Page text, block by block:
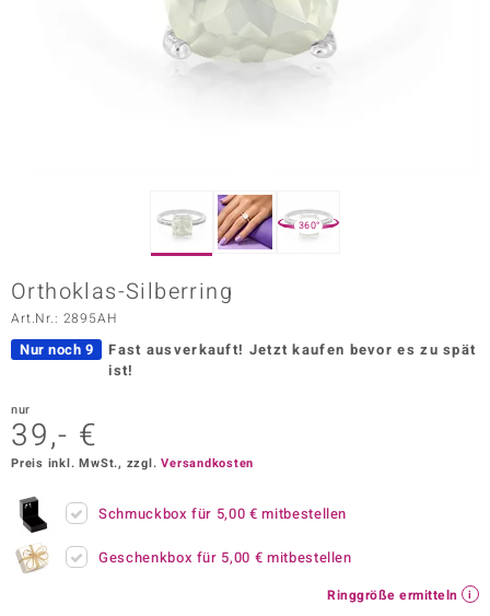
Vogue
Paraíso
360°
Orthoklas-Silberring
Art.Nr.: 2895AH
Nur noch 9 Fast ausverkauft! Jetzt kaufen bevor es zu spät
ist!
nur
39,- €
Preis inkl. MwSt., zzgl.Versandkosten
Schmuckbox für 5,00 € mitbestellen
Geschenkbox für 5,00 € mitbestellen
Ringgröße ermitteln